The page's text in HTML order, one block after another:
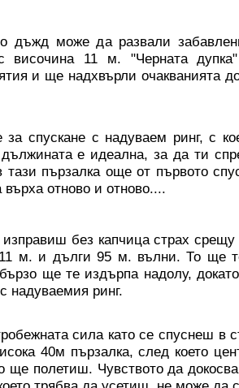
дъжд може да развали
височина 11 м. "Черната
и ще надхвърли очакванията
за спускане с надуваем ринг, с
е идеална, за да ти
пързалка още от първото
отново и отново....
без капчица страх
м. и дълги 95 м. вълни. То ще
ще те издърпа надолу,
надуваемия ринг.
сила като се спуснеш в
40м пързалка, след което
ще полетиш. Чувството да